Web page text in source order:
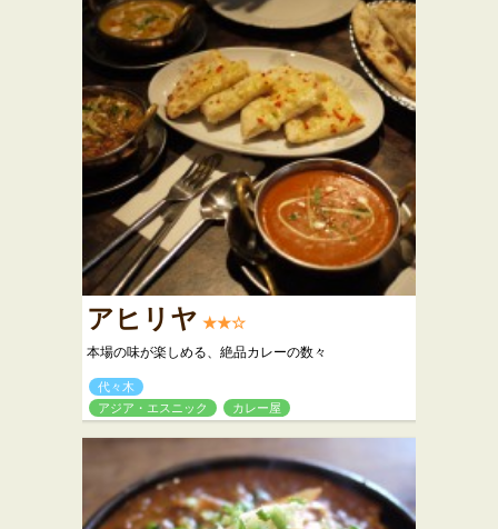
アヒリヤ ★★☆
本場の味が楽しめる、絶品カレーの数々
代々木
アジア・エスニック
カレー屋